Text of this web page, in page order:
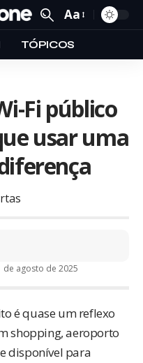
Aa
TÓPICOS
Fi público
usar uma
de agosto de 2025
é quase um reflexo
shopping, aeroporto
disponível para